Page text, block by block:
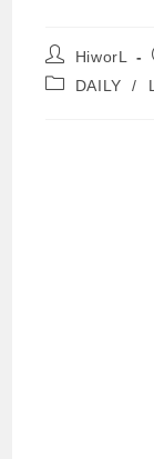
Post
author:
HiworL
PostDAILY /